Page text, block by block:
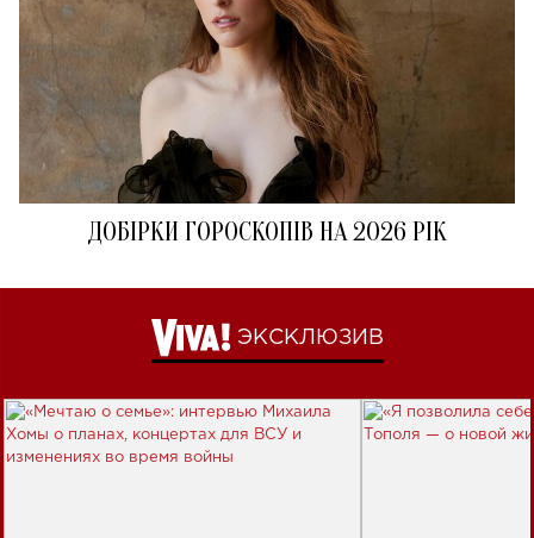
ДОБІРКИ ГОРОСКОПІВ НА 2026 РІК
ЭКСКЛЮЗИВ